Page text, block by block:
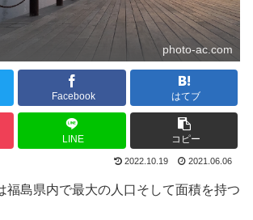
photo-ac.com
Facebook はてブ
LINE コピー
2022.10.19 2021.06.06
福島県内で最大の人口そして面積を持つ